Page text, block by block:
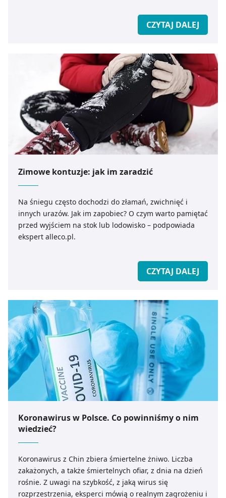
CZYTAJ DALEJ
Zimowe kontuzje: jak im zaradzić
Na śniegu często dochodzi do złamań, zwichnięć i
innych urazów. Jak im zapobiec? O czym warto pamiętać
przed wyjściem na stok lub lodowisko – podpowiada
ekspert alleco.pl.
CZYTAJ DALEJ
Koronawirus w Polsce. Co powinniśmy o nim
wiedzieć?
Koronawirus z Chin zbiera śmiertelne żniwo. Liczba
zakażonych, a także śmiertelnych ofiar, z dnia na dzień
rośnie. Z uwagi na szybkość, z jaką wirus się
rozprzestrzenia, eksperci mówią o realnym zagrożeniu i